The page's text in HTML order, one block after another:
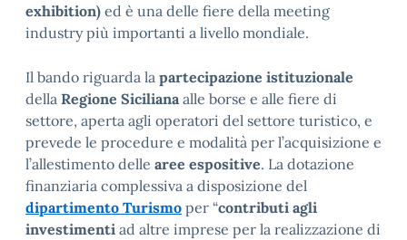
exhibition) ed è una delle fiere della meeting
industry più importanti a livello mondiale.
Il bando riguarda la partecipazione istituzionale
della Regione Siciliana alle borse e alle fiere di
settore, aperta agli operatori del settore turistico, e
prevede le procedure e modalità per l’acquisizione e
l’allestimento delle aree espositive. La dotazione
finanziaria complessiva a disposizione del
dipartimento Turismo per “contributi agli
investimenti ad altre imprese per la realizzazione di